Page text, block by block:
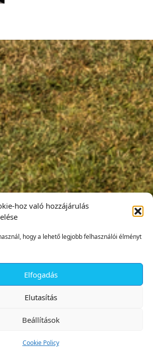
hoz való hozzájárulás
hogy a lehető legjobb felhasználói élményt
Elfogadás
Elutasítás
Beállítások
Cookie Policy
✕